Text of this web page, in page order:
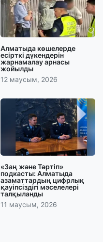
Алматыда көшелерде
есірткі дүкендерін
жарнамалау арнасы
жойылды
12 маусым, 2026
«Заң және Тәртіп»
подкасты: Алматыда
азаматтардың цифрлық
қауіпсіздігі мәселелері
талқыланды
11 маусым, 2026